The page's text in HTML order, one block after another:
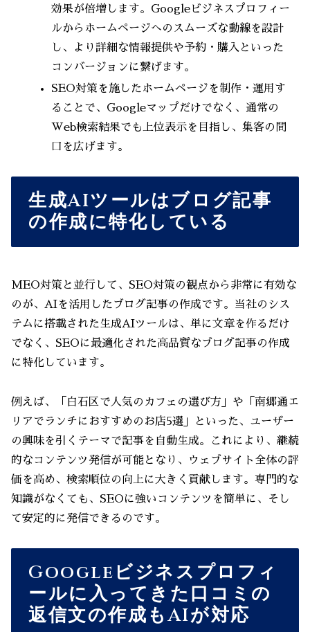
効果が倍増します。Googleビジネスプロフィー
ルからホームページへのスムーズな動線を設計
し、より詳細な情報提供や予約・購入といった
コンバージョンに繋げます。
SEO対策を施したホームページを制作・運用す
ることで、Googleマップだけでなく、通常の
Web検索結果でも上位表示を目指し、集客の間
口を広げます。
生成AIツールはブログ記事
の作成に特化している
MEO対策と並行して、SEO対策の観点から非常に有効な
のが、AIを活用したブログ記事の作成です。当社のシス
テムに搭載された生成AIツールは、単に文章を作るだけ
でなく、SEOに最適化された高品質なブログ記事の作成
に特化しています。
例えば、「白石区で人気のカフェの選び方」や「南郷通エ
リアでランチにおすすめのお店5選」といった、ユーザー
の興味を引くテーマで記事を自動生成。これにより、継続
的なコンテンツ発信が可能となり、ウェブサイト全体の評
価を高め、検索順位の向上に大きく貢献します。専門的な
知識がなくても、SEOに強いコンテンツを簡単に、そし
て安定的に発信できるのです。
Googleビジネスプロフィ
ールに入ってきた口コミの
返信文の作成もAIが対応